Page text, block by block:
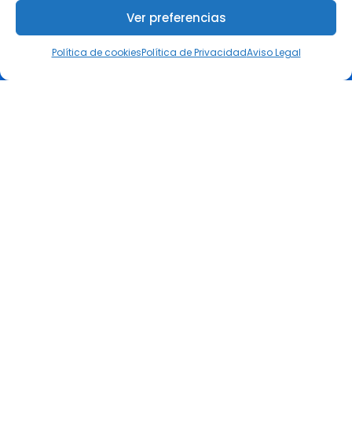
Ver preferencias
Política de cookiesPolítica de PrivacidadAviso Legal
El COIIRM reunió en Murcia a
referentes de la ingeniería